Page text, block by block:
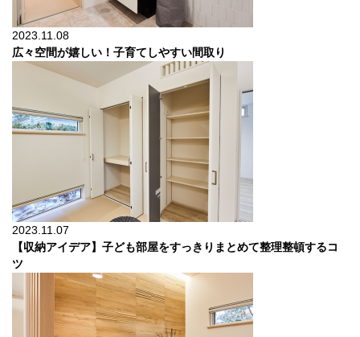
2023.11.08
広々空間が嬉しい！子育てしやすい間取り
2023.11.07
【収納アイデア】子ども部屋をすっきりまとめて整理整頓するコ
ツ